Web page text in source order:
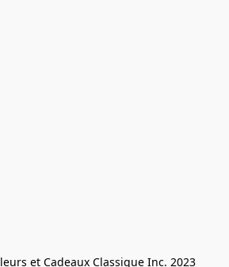
et Cadeaux Classique Inc. 2023